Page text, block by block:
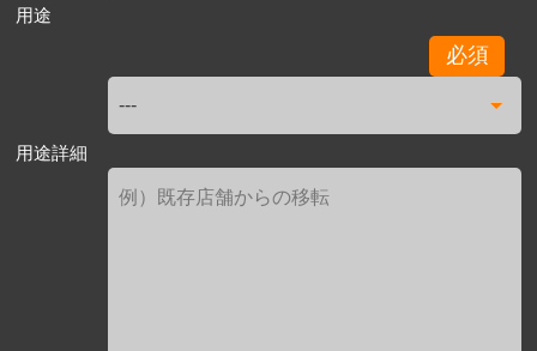
用途
必須
用途詳細